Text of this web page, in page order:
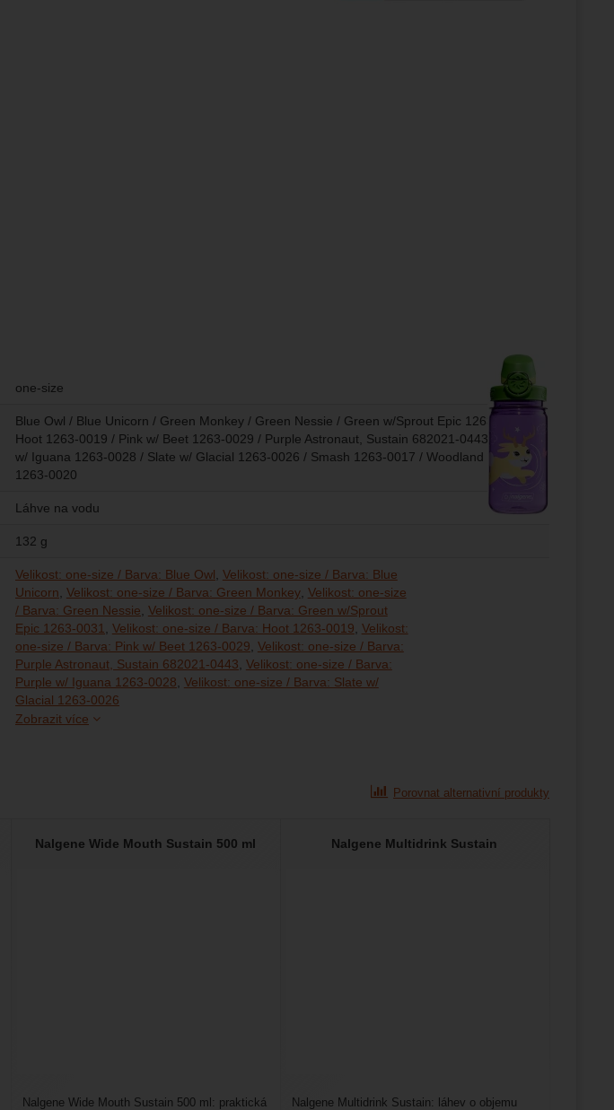
one-size
Blue Owl / Blue Unicorn / Green Monkey / Green Nessie / Green w/Sprout Epic 1263-0031 /
Hoot 1263-0019 / Pink w/ Beet 1263-0029 / Purple Astronaut, Sustain 682021-0443 / Purple
w/ Iguana 1263-0028 / Slate w/ Glacial 1263-0026 / Smash 1263-0017 / Woodland Sustain
1263-0020
Láhve na vodu
132 g
Velikost: one-size / Barva: Blue Owl Velikost: one-size / Barva: Blue
Unicorn Velikost: one-size / Barva: Green Monkey Velikost: one-size
/ Barva: Green Nessie Velikost: one-size / Barva: Green w/Sprout
Epic 1263-0031
Velikost: one-size / Barva: Hoot 1263-0019 Velikost:
one-size / Barva: Pink w/ Beet 1263-0029 Velikost: one-size / Barva:
Purple Astronaut, Sustain 682021-0443 Velikost: one-size / Barva:
Purple w/ Iguana 1263-0028 Velikost: one-size / Barva: Slate w/
Glacial 1263-0026
Zobrazit více
Porovnat alternativní produkty
Nalgene Wide Mouth Sustain 500 ml
Nalgene Wide Mouth Sustain 500 ml: praktická
Nalgene Multidrink Sustain
Nalgene Multidrink Sustain: láhev o objemu